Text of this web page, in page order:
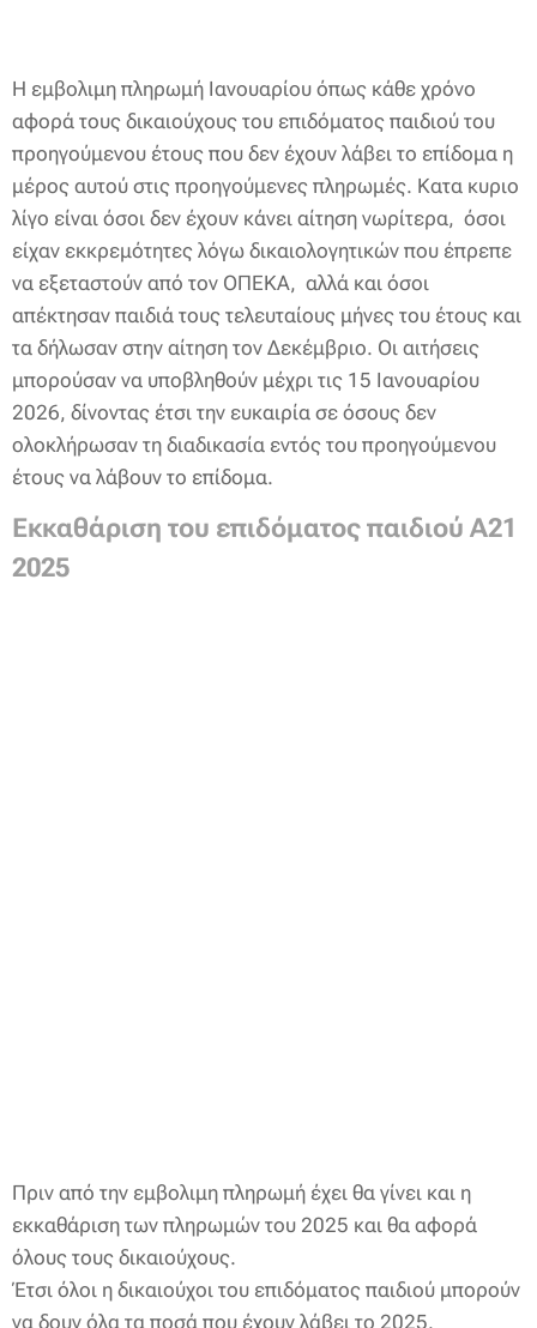
Η εμβολιμη πληρωμή Ιανουαρίου όπως κάθε χρόνο
αφορά τους δικαιούχους του επιδόματος παιδιού του
προηγούμενου έτους που δεν έχουν λάβει το επίδομα η
μέρος αυτού στις προηγούμενες πληρωμές. Κατα κυριο
λίγο είναι όσοι δεν έχουν κάνει αίτηση νωρίτερα, όσοι
είχαν εκκρεμότητες λόγω δικαιολογητικών που έπρεπε
να εξεταστούν από τον ΟΠΕΚΑ, αλλά και όσοι
απέκτησαν παιδιά τους τελευταίους μήνες του έτους και
τα δήλωσαν στην αίτηση τον Δεκέμβριο. Οι αιτήσεις
μπορούσαν να υποβληθούν μέχρι τις 15 Ιανουαρίου
2026, δίνοντας έτσι την ευκαιρία σε όσους δεν
ολοκλήρωσαν τη διαδικασία εντός του προηγούμενου
έτους να λάβουν το επίδομα.
Εκκαθάριση του επιδόματος παιδιού Α21
2025
Πριν από την εμβολιμη πληρωμή έχει θα γίνει και η
εκκαθάριση των πληρωμών του 2025 και θα αφορά
όλους τους δικαιούχους.
Έτσι όλοι η δικαιούχοι του επιδόματος παιδιού μπορούν
να δουν όλα τα ποσά που έχουν λάβει το 2025.